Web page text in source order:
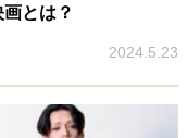
とは？
2024.5.23